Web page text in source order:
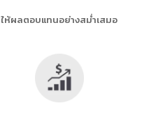
ให้ผลตอบแทนอย่างสม่ำเสมอ